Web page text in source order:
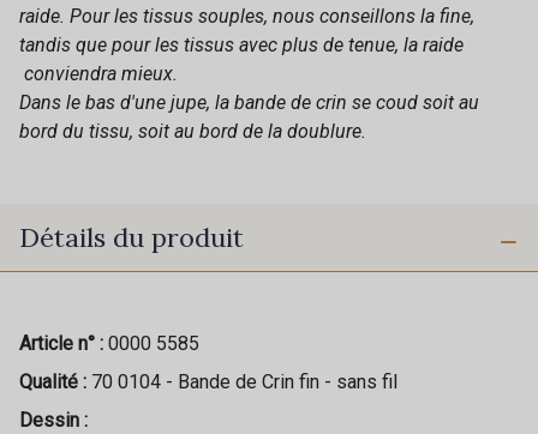
raide. Pour les tissus souples, nous conseillons la fine,
tandis que pour les tissus avec plus de tenue, la raide
conviendra mieux.
Dans le bas d'une jupe, la bande de crin se coud soit au
bord du tissu, soit au bord de la doublure.
Détails du produit
Article n° : 0000 5585
Qualité : 70 0104 - Bande de Crin fin - sans fil
Dessin :